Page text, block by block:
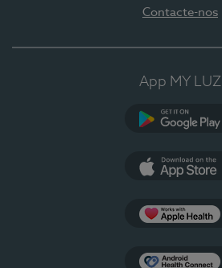
Contacte-nos
App MY LUZ